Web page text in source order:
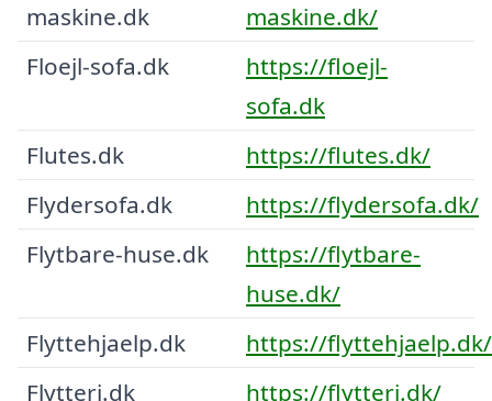
maskine.dk
maskine.dk/
Floejl-sofa.dk
https://floejl-
sofa.dk
Flutes.dk
https://flutes.dk/
Flydersofa.dk
https://flydersofa.dk/
Flytbare-huse.dk
https://flytbare-
huse.dk/
Flyttehjaelp.dk
https://flyttehjaelp.dk/
Flytteri.dk
https://flytteri.dk/